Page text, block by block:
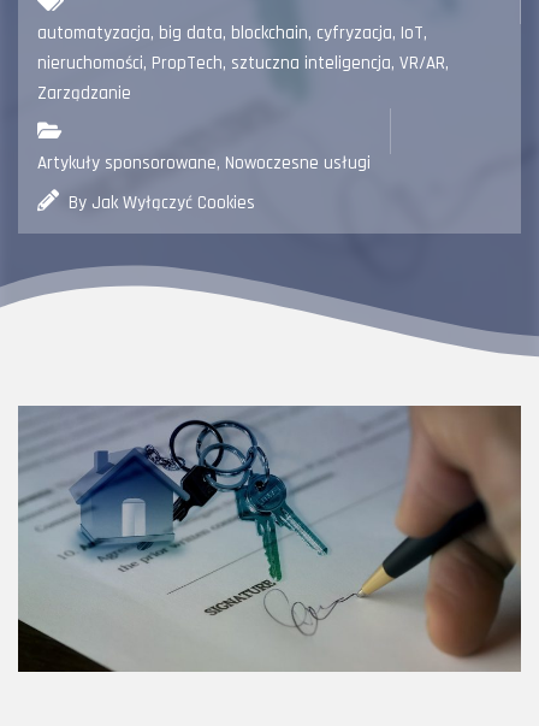
automatyzacja, big data, blockchain, cyfryzacja, IoT,
nieruchomości, PropTech, sztuczna inteligencja, VR/AR,
Zarządzanie
Artykuły sponsorowane, Nowoczesne usługi
By Jak Wyłączyć Cookies